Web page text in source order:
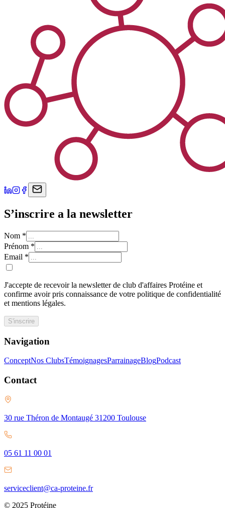
S’inscrire a la newsletter
Nom *
Prénom *
Email *
J'accepte de recevoir la newsletter de club d'affaires Protéine et
confirme avoir pris connaissance de votre politique de confidentialité
et mentions légales.
S'inscrire
Navigation
ConceptNos ClubsTémoignagesParrainageBlogPodcast
Contact
30 rue Théron de Montaugé 31200 Toulouse
05 61 11 00 01
serviceclient@ca-proteine.fr
© 2025 Protéine